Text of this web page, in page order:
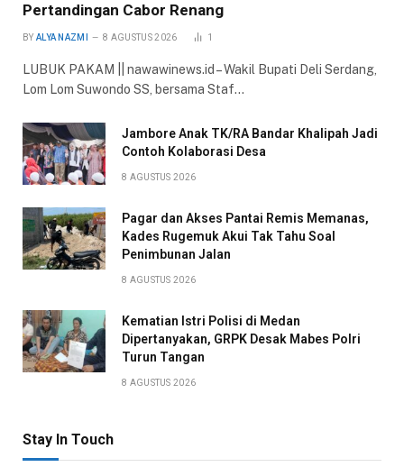
Pertandingan Cabor Renang
BY ALYA NAZMI 8 AGUSTUS 2026 1
LUBUK PAKAM || nawawinews.id – Wakil Bupati Deli Serdang,
Lom Lom Suwondo SS, bersama Staf…
Jambore Anak TK/RA Bandar Khalipah Jadi
Contoh Kolaborasi Desa
8 AGUSTUS 2026
Pagar dan Akses Pantai Remis Memanas,
Kades Rugemuk Akui Tak Tahu Soal
Penimbunan Jalan
8 AGUSTUS 2026
Kematian Istri Polisi di Medan
Dipertanyakan, GRPK Desak Mabes Polri
Turun Tangan
8 AGUSTUS 2026
Stay In Touch